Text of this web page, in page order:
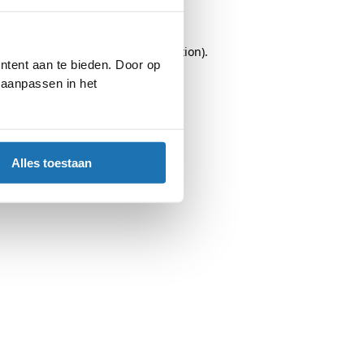
aan te bieden. Door op
in het
Alles toestaan
for more information).